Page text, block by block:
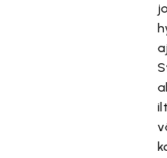
jo